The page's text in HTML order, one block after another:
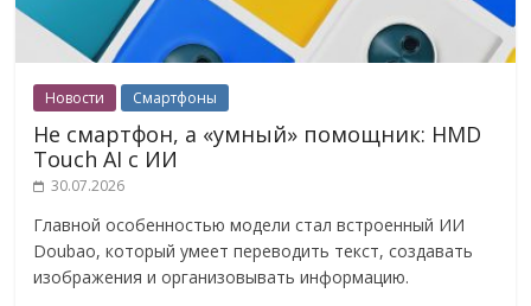
Новости Смартфоны
Не смартфон, а «умный» помощник: HMD
Touch AI с ИИ
30.07.2026
Главной особенностью модели стал встроенный ИИ
Doubao, который умеет переводить текст, создавать
изображения и организовывать информацию.